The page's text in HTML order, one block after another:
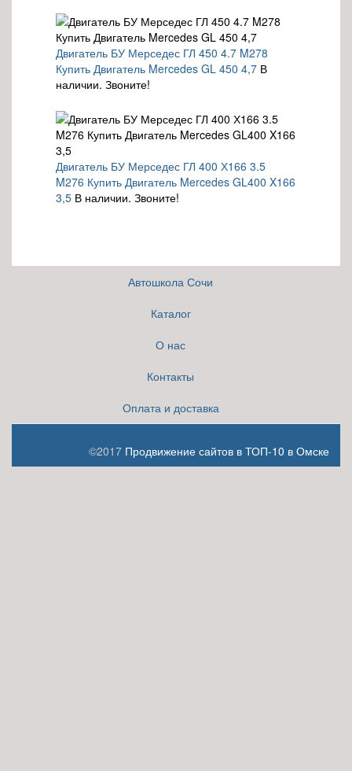
Двигатель БУ Мерседес ГЛ 450 4.7 M278
Купить Двигатель Mercedes GL 450 4,7 В
наличии. Звоните!
Двигатель БУ Мерседес ГЛ 400 Х166 3.5
M276 Купить Двигатель Mercedes GL400 X166
3,5 В наличии. Звоните!
Автошкола Сочи
Каталог
О нас
Контакты
Оплата и доставка
©2017 Продвижение сайтов в ТОП-10 в Омске